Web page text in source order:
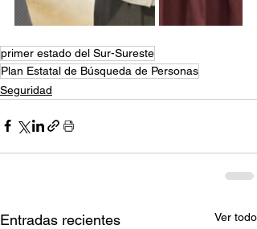
primer estado del Sur-Sureste
Plan Estatal de Búsqueda de Personas
Seguridad
Entradas recientes Ver todo